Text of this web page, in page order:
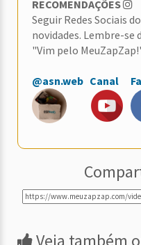
RECOMENDAÇÕES
Seguir Redes Sociais
novidades. Lembre-
"Vim pelo
@asn.web Canal
Veja também